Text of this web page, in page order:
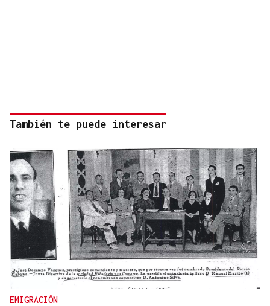
También te puede interesar
EMIGRACIÓN